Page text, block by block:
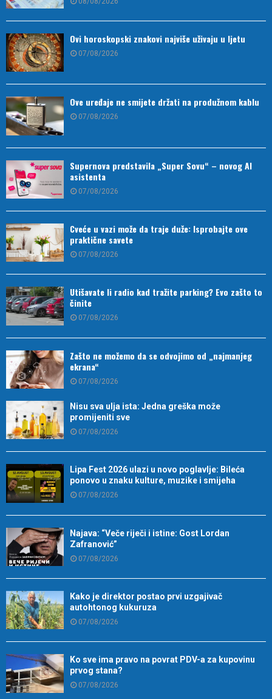
Ovi horoskopski znakovi najviše uživaju u ljetu
07/08/2026
Ove uređaje ne smijete držati na produžnom kablu
07/08/2026
Supernova predstavila „Super Sovu“ – novog AI
asistenta
07/08/2026
Cveće u vazi može da traje duže: Isprobajte ove
praktične savete
07/08/2026
Utišavate li radio kad tražite parking? Evo zašto to
činite
07/08/2026
Zašto ne možemo da se odvojimo od „najmanjeg
ekrana“
07/08/2026
Nisu sva ulja ista: Jedna greška može
promijeniti sve
07/08/2026
Lipa Fest 2026 ulazi u novo poglavlje: Bileća
ponovo u znaku kulture, muzike i smijeha
07/08/2026
Najava: “Veče riječi i istine: Gost Lordan
Zafranović”
07/08/2026
Kako je direktor postao prvi uzgajivač
autohtonog kukuruza
07/08/2026
Ko sve ima pravo na povrat PDV-a za kupovinu
prvog stana?
07/08/2026